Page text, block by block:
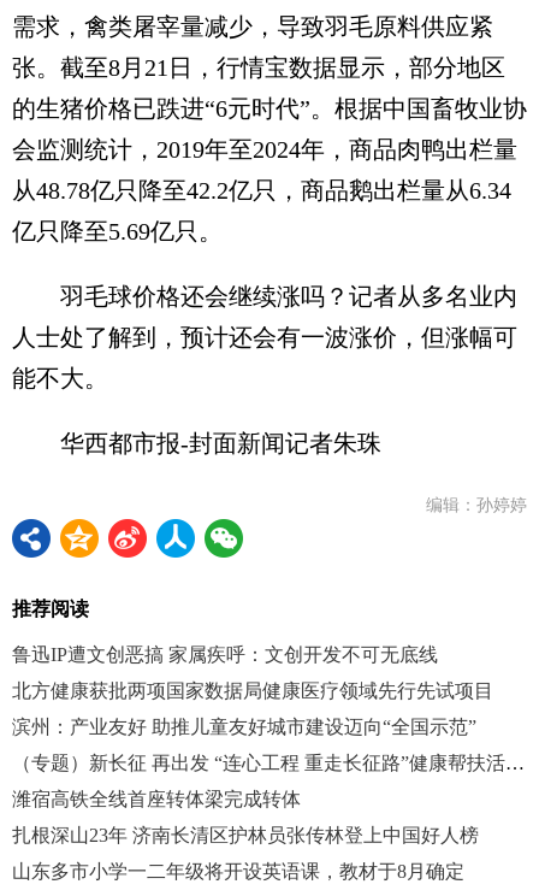
需求，禽类屠宰量减少，导致羽毛原料供应紧
张。截至8月21日，行情宝数据显示，部分地区
的生猪价格已跌进“6元时代”。根据中国畜牧业协
会监测统计，2019年至2024年，商品肉鸭出栏量
从48.78亿只降至42.2亿只，商品鹅出栏量从6.34
亿只降至5.69亿只。
羽毛球价格还会继续涨吗？记者从多名业内
人士处了解到，预计还会有一波涨价，但涨幅可
能不大。
华西都市报-封面新闻记者朱珠
编辑：孙婷婷
推荐阅读
鲁迅IP遭文创恶搞 家属疾呼：文创开发不可无底线
北方健康获批两项国家数据局健康医疗领域先行先试项目
滨州：产业友好 助推儿童友好城市建设迈向“全国示范”
（专题）新长征 再出发 “连心工程 重走长征路”健康帮扶活动启动
潍宿高铁全线首座转体梁完成转体
扎根深山23年 济南长清区护林员张传林登上中国好人榜
山东多市小学一二年级将开设英语课，教材于8月确定